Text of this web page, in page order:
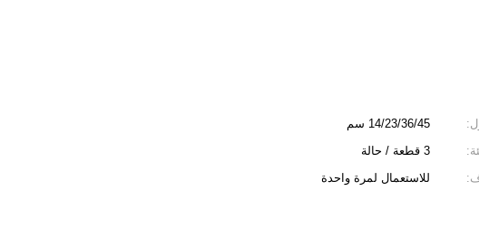
14/23/36/45 سم
3 قطعة / حالة
للاستعمال لمرة واحدة